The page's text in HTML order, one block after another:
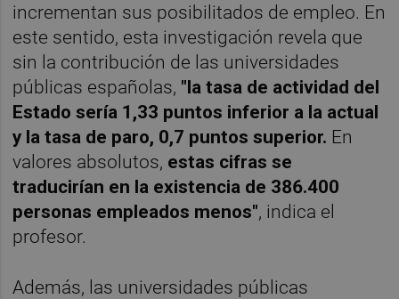
incrementan sus posibilitados de empleo. En
este sentido, esta investigación revela que
sin la contribución de las universidades
públicas españolas, "la tasa de actividad del
Estado sería 1,33 puntos inferior a la actual
y la tasa de paro, 0,7 puntos superior. En
valores absolutos, estas cifras se
traducirían en la existencia de 386.400
personas empleados menos", indica el
profesor.
Además, las universidades públicas